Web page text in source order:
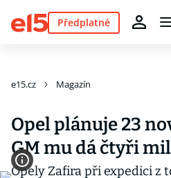
Předplatné
e15.cz Magazín
Opel plánuje 23
GM mu dá čtyři